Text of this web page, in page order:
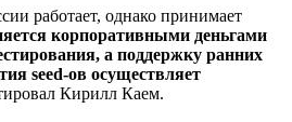
работает, однако принимает
корпоративными деньгами
а поддержку ранних
seed-ов осуществляет
Кирилл Каем.